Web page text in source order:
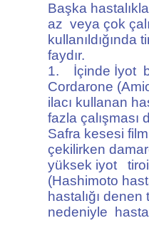
Başka
az veya çok
kullanıldığında
faydır.
1. İçinde İyot
Cordarone
ilacı kullanan
fazla çalışması
Safra kesesi
çekilirken
yüksek iyot
(Hashimoto
hastalığı
nedeniyle